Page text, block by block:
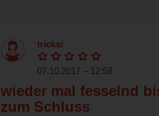
tricksi
07.10.2017 – 12:58
wieder mal fesselnd
zum Schluss